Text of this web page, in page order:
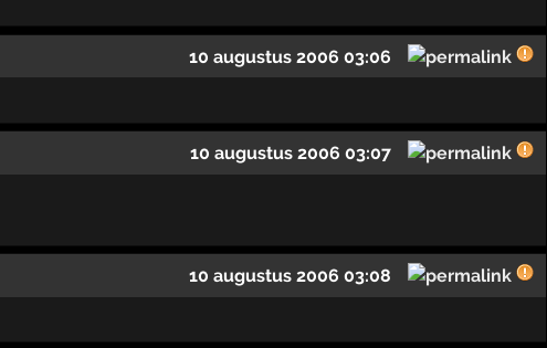
10 augustus 2006 03:06
10 augustus 2006 03:07
10 augustus 2006 03:08